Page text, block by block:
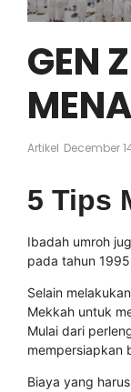
GEN
Artikel December
5 Tips
Ibadah umroh
pada tahun
Selain
Mekkah untuk
Mulai dari
mempersiapkan
Biaya yang